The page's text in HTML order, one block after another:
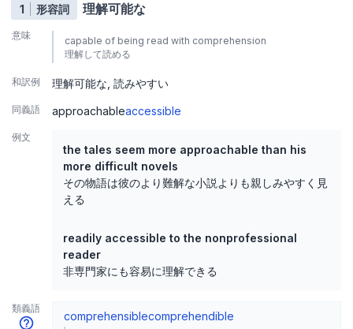
1 形容詞 理解可能な
意味
capable of being read with comprehension
理解して読める
和訳例 理解可能な 読みやすい
同義語 approachableaccessible
例文
the tales seem more approachable than his
more difficult novels
その物語は彼のより難解な小説よりも親しみやすく見
える
readily accessible to the nonprofessional
reader
非専門家にも容易に理解できる
類義語
comprehensiblecomprehendible